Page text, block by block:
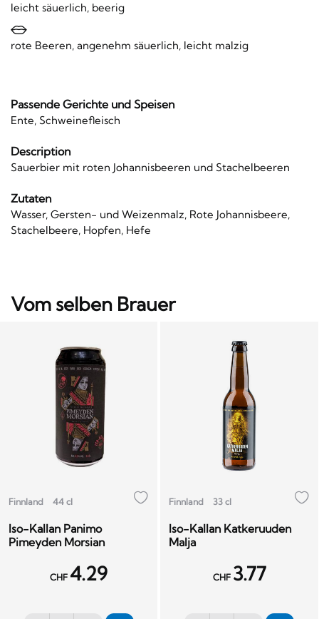
leicht säuerlich, beerig
rote Beeren, angenehm säuerlich, leicht malzig
Passende Gerichte und Speisen
Ente, Schweinefleisch
Description
Sauerbier mit roten Johannisbeeren und Stachelbeeren
Zutaten
Wasser, Gersten- und Weizenmalz, Rote Johannisbeere,
Stachelbeere, Hopfen, Hefe
Vom selben Brauer
Finnland 44 cl
Iso-Kallan Panimo
Pimeyden Morsian
CHF 4.29
Finnland 33 cl
Iso-Kallan Katkeruuden
Malja
CHF 3.77